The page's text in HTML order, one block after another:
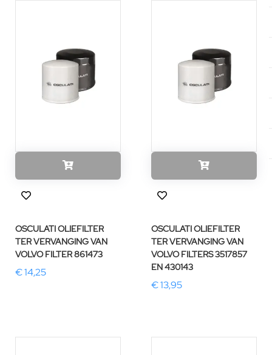
OSCULATI OLIEFILTER
TER VERVANGING VAN
VOLVO FILTER 861473
€ 14,25
OSCULATI OLIEFILTER
TER VERVANGING VAN
VOLVO FILTERS 3517857
EN 430143
€ 13,95